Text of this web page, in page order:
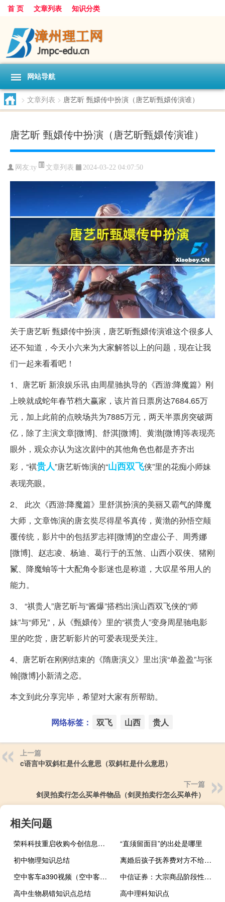
首 页 文章列表 知识分类
网站导航
> 文章列表 > 唐艺昕 甄嬛传中扮演（唐艺昕甄嬛传演谁）
唐艺昕 甄嬛传中扮演（唐艺昕甄嬛传演谁）
网友:ty 文章列表 2024-03-22 04:07:50
关于唐艺昕 甄嬛传中扮演，唐艺昕甄嬛传演谁这个很多人
还不知道，今天小六来为大家解答以上的问题，现在让我
们一起来看看吧！
1、唐艺昕 新浪娱乐讯 由周星驰执导的《西游:降魔篇》刚
上映就成蛇年春节档大赢家，该片首日票房达7684.65万
元，加上此前的点映场共为7885万元，两天半票房突破两
亿，除了主演文章[微博]、舒淇[微博]、黄渤[微博]等表现亮
眼外，观众亦认为这次剧中的其他角色也都是齐齐出
彩，“褀贵人”唐艺昕饰演的“山西双飞侠”里的花痴小师妹
表现亮眼。
2、 此次《西游:降魔篇》里舒淇扮演的美丽又霸气的降魔
大师，文章饰演的唐玄奘尽得星爷真传，黄渤的孙悟空颠
覆传统，影片中的包括罗志祥[微博]的空虚公子、周秀娜
[微博]、赵志凌、杨迪、葛行于的五煞、山西小双侠、猪刚
鬣、降魔蚰等十大配角令影迷也是称道，大叹星爷用人的
能力。
3、 “祺贵人”唐艺昕与“酱爆”搭档出演山西双飞侠的“师
妹”与“师兄”，从《甄嬛传》里的“祺贵人”变身周星驰电影
里的吃货，唐艺昕影片的可爱表现受关注。
4、唐艺昕在刚刚结束的《隋唐演义》里出演“单盈盈”与张
翰[微博]小新清之恋。
本文到此分享完毕，希望对大家有所帮助。
网络标签： 双飞 山西 贵人
上一篇
c语言中双斜杠是什么意思（双斜杠是什么意思）
下一篇
剑灵拍卖行怎么买单件物品（剑灵拍卖行怎么买单件）
相关问题
荣科科技重启收购今创信息背后 业绩承诺大降20%
“直须留面目”的出处是哪里
初中物理知识总结
离婚后孩子抚养费对方不给怎么办
空中客车a390视频（空中客车a390）
中信证券：大宗商品阶段性行情持续时长应观察两方面因素
高中生物易错知识点总结
高中理科知识点